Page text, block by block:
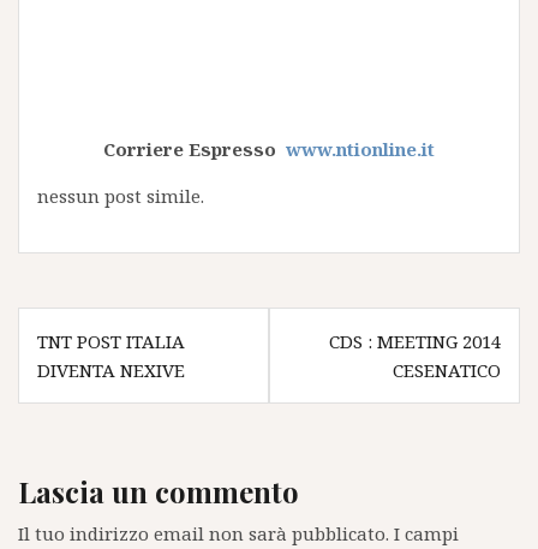
Corriere Espresso www.ntionline.it
nessun post simile.
Navigazione
articoli
TNT POST ITALIA
DIVENTA NEXIVE
CDS : MEETING 2014
CESENATICO
Lascia un commento
Il tuo indirizzo email non sarà pubblicato. I campi